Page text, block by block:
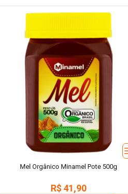
Mel Orgânico Minamel Pote 500g
R$ 41,90